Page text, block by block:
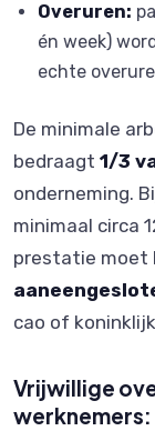
Overuren:
én week)
echte
De minimale
bedraagt 1/3
onderneming.
minimaal circa
prestatie moet
cao of
Vrijwillige
werknemers: